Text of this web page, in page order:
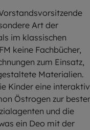
Art der
im klassischen
keine Fachbücher,
zum Einsatz,
Materialien.
Kinder eine
Östrogen zur
und die
ein Deo mit der